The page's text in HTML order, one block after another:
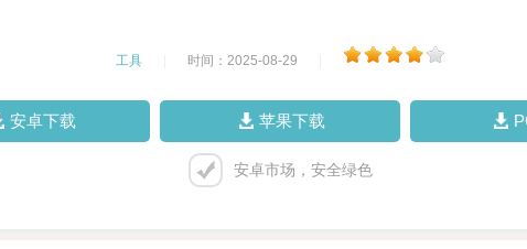
工具 时间：2025-08-29
安卓下载 苹果下载
安卓市场，安全绿色